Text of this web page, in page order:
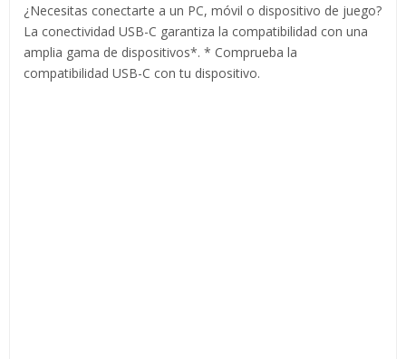
¿Necesitas conectarte a un PC, móvil o dispositivo de juego?
La conectividad USB-C garantiza la compatibilidad con una
amplia gama de dispositivos*. * Comprueba la
compatibilidad USB-C con tu dispositivo.